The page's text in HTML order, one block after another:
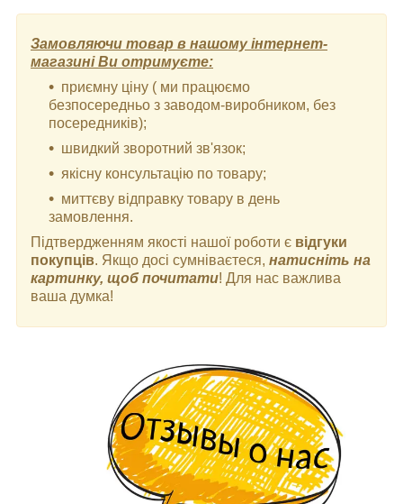
Замовляючи товар в нашому інтернет-
магазині Ви отримуєте:
приємну ціну ( ми працюємо
безпосередньо з заводом-виробником, без
посередників);
швидкий зворотний зв'язок;
якісну консультацію по товару;
миттєву відправку товару в день
замовлення.
Підтвердженням якості нашої роботи є відгуки
покупців. Якщо досі сумніваєтеся, натисніть на
картинку, щоб почитати! Для нас важлива
ваша думка!